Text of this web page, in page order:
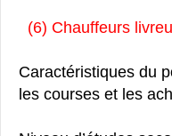
(6) Chauffeurs
Caractéristiques du
les courses et les